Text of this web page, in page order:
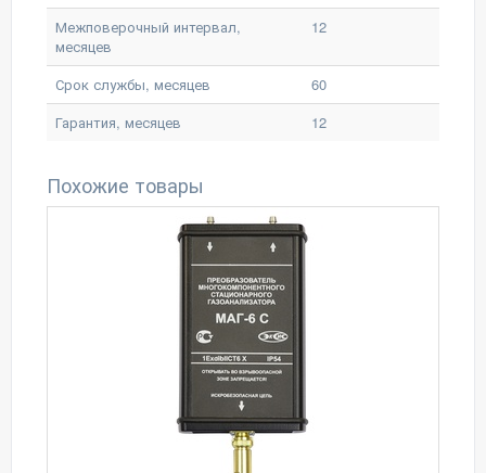
Межповерочный интервал,
месяцев
12
Срок службы, месяцев
60
Гарантия, месяцев
12
Похожие товары